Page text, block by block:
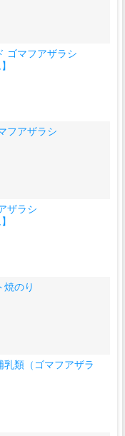
ゴマフアザラシ
フアザラシ
ザラシ
焼のり
類（ゴマフアザラ